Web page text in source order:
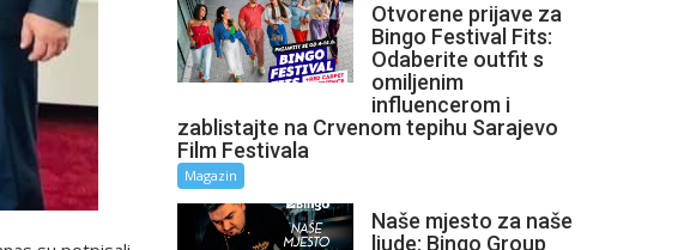
Otvorene prijave za
Bingo Festival Fits:
Odaberite outfit s
omiljenim
influencerom i
zablistajte na Crvenom tepihu Sarajevo
Film Festivala
Magazin
Naše mjesto za naše
ljude: Bingo Group